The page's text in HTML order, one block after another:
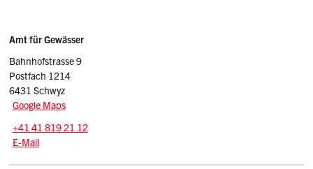
Sidebar
Adresse
Amt für Gewässer
Bahnhofstrasse 9
Postfach 1214
6431 Schwyz
Google Maps
Tel.:
+41 41 819 21 12
E-Mail: afg
E-Mail